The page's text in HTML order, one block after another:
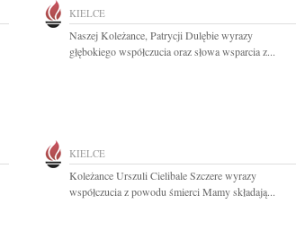
KIELCE
Naszej Koleżance, Patrycji Dulębie wyrazy
głębokiego współczucia oraz słowa wsparcia z...
KIELCE
Koleżance Urszuli Cielibale Szczere wyrazy
współczucia z powodu śmierci Mamy składają...